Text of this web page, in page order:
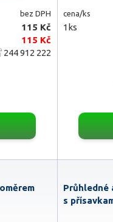
bez DPH
115 Kč
115 Kč
244 912 222
cena/ks
1ks
Průhledné
s